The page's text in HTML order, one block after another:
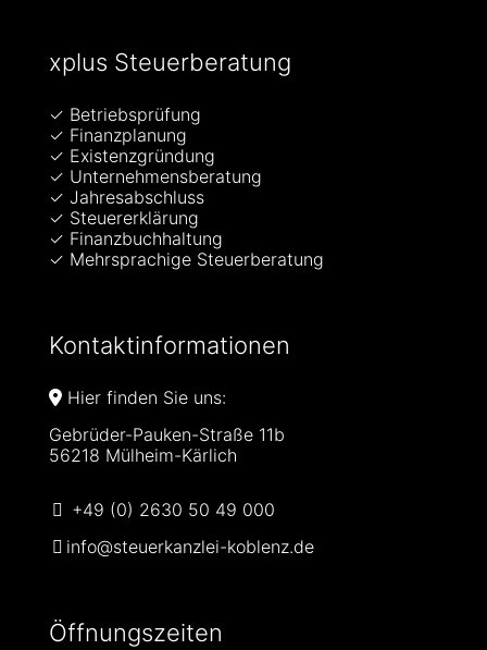
xplus Steuerberatung
✓ Betriebsprüfung
✓ Finanzplanung
✓ Existenzgründung
✓ Unternehmensberatung
✓ Jahresabschluss
✓ Steuererklärung
✓ Finanzbuchhaltung
✓ Mehrsprachige Steuerberatung
Kontaktinformationen
Hier finden Sie uns:
Gebrüder-Pauken-Straße 11b
56218 Mülheim-Kärlich
+49 (0) 2630 50 49 000
info@steuerkanzlei-koblenz.de
Öffnungszeiten